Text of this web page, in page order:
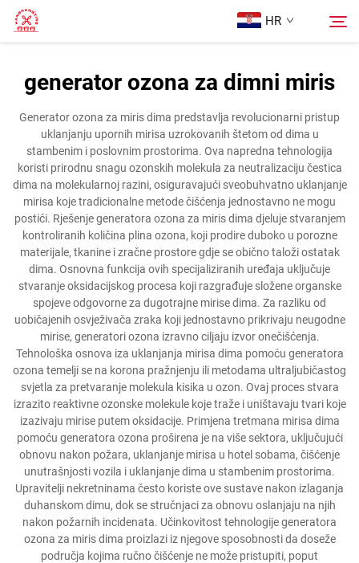
HR
Početna Stranica
Proizvodi
Više o nama
Slučajevi
Kontaktirajte Nas
Pretraži
generator ozona za dimni miris
Generator ozona za miris dima predstavlja revolucionarni pristup
uklanjanju upornih mirisa uzrokovanih štetom od dima u
stambenim i poslovnim prostorima. Ova napredna tehnologija
koristi prirodnu snagu ozonskih molekula za neutralizaciju čestica
dima na molekularnoj razini, osiguravajući sveobuhvatno uklanjanje
mirisa koje tradicionalne metode čišćenja jednostavno ne mogu
postići. Rješenje generatora ozona za miris dima djeluje stvaranjem
kontroliranih količina plina ozona, koji prodire duboko u porozne
materijale, tkanine i zračne prostore gdje se obično taloži ostatak
dima. Osnovna funkcija ovih specijaliziranih uređaja uključuje
stvaranje oksidacijskog procesa koji razgrađuje složene organske
spojeve odgovorne za dugotrajne mirise dima. Za razliku od
uobičajenih osvježivača zraka koji jednostavno prikrivaju neugodne
mirise, generatori ozona izravno ciljaju izvor onečišćenja.
Tehnološka osnova iza uklanjanja mirisa dima pomoću generatora
ozona temelji se na korona pražnjenju ili metodama ultraljubičastog
svjetla za pretvaranje molekula kisika u ozon. Ovaj proces stvara
izrazito reaktivne ozonske molekule koje traže i uništavaju tvari koje
izazivaju mirise putem oksidacije. Primjena tretmana mirisa dima
pomoću generatora ozona proširena je na više sektora, uključujući
obnovu nakon požara, uklanjanje mirisa u hotel sobama, čišćenje
unutrašnjosti vozila i uklanjanje dima u stambenim prostorima.
Upravitelji nekretninama često koriste ove sustave nakon izlaganja
duhanskom dimu, dok se stručnjaci za obnovu oslanjaju na njih
nakon požarnih incidenata. Učinkovitost tehnologije generatora
ozona za miris dima proizlazi iz njegove sposobnosti da doseže
područja kojima ručno čišćenje ne može pristupiti, poput